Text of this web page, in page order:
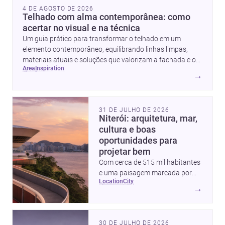
4 DE AGOSTO DE 2026
Telhado com alma contemporânea: como
acertar no visual e na técnica
Um guia prático para transformar o telhado em um
elemento contemporâneo, equilibrando linhas limpas,
materiais atuais e soluções que valorizam a fachada e o
conforto da casa.
area inspiration
→
31 DE JULHO DE 2026
Niterói: arquitetura, mar,
cultura e boas
oportunidades para
projetar bem
Com cerca de 515 mil habitantes
e uma paisagem marcada por
ícones como o Museu de Arte
location city
→
30 DE JULHO DE 2026